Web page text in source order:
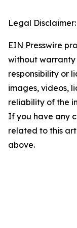
Legal Disclaimer:
EIN Presswire
without warranty
responsibility or
images, videos,
reliability of the
If you have any
related to this
above.